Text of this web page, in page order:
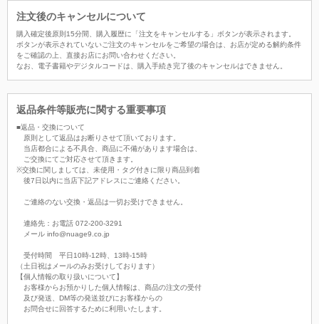
注文後のキャンセルについて
購入確定後原則15分間、購入履歴に「注文をキャンセルする」ボタンが表示されます。
ボタンが表示されていないご注文のキャンセルをご希望の場合は、お店が定める解約条件
をご確認の上、直接お店にお問い合わせください。
なお、電子書籍やデジタルコードは、購入手続き完了後のキャンセルはできません。
返品条件等販売に関する重要事項
■返品・交換について
原則として返品はお断りさせて頂いております。
当店都合による不具合、商品に不備があります場合は、
ご交換にてご対応させて頂きます。
※交換に関しましては、未使用・タグ付きに限り商品到着
後7日以内に当店下記アドレスにご連絡ください。
ご連絡のない交換・返品は一切お受けできません。
連絡先：お電話 072-200-3291
メール info@nuage9.co.jp
受付時間 平日10時-12時、13時-15時
（土日祝はメールのみお受けしております）
【個人情報の取り扱いについて】
お客様からお預かりした個人情報は、商品の注文の受付
及び発送、DM等の発送並びにお客様からの
お問合せに回答するために利用いたします。